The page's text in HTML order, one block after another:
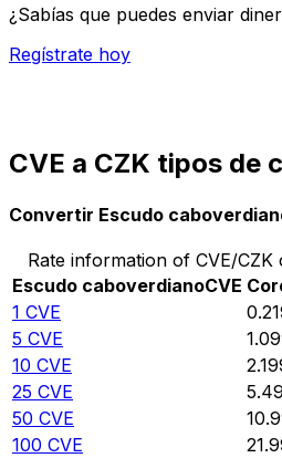
¿Sabías que puedes enviar
Regístrate hoy
CVE a CZK tipos de
Convertir Escudo
Rate information of CVE/
Escudo caboverdianoCVE
1 CVE
5 CVE
10 CVE
25 CVE
50 CVE
100 CVE